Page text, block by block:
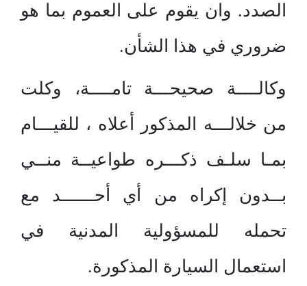
الصدد. وان يقوم على العموم بما هو
ضروري في هذا الشأن.
وكالــــة صحيحـــة تامــــة، وكلت
من خلالـــه المذكور أعلاه ، للقيـــام
بمـا سلـف ذكـــره طواعيــة منــي
بــدون إكراه من أي أحــــــد مع
تحمله للمسؤولية المدنية في
استعمال السيارة المذكورة.